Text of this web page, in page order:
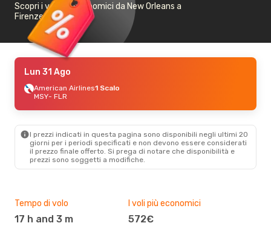
Scopri i voli più economici da New Orleans a
Firenze
Lun 31 Ago
American Airlines1 Scalo
MSY- FLR
I prezzi indicati in questa pagina sono disponibili negli ultimi 20
giorni per i periodi specificati e non devono essere considerati
il ​​prezzo finale offerto. Si prega di notare che disponibilità e
prezzi sono soggetti a modifiche.
Tempo di volo
17 h and 3 m
I voli più economici
572€